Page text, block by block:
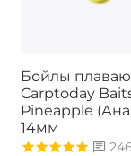
Бойлы
Carptoday
Pineapple
14мм
246